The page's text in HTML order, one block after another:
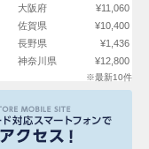
大阪府
¥11,060
佐賀県
¥10,400
長野県
¥1,436
神奈川県 ¥12,800
※最新10件